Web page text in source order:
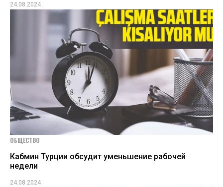
24.08.2024
ОБЩЕСТВО
Кабмин Турции обсудит уменьшение рабочей
недели
24.08.2024